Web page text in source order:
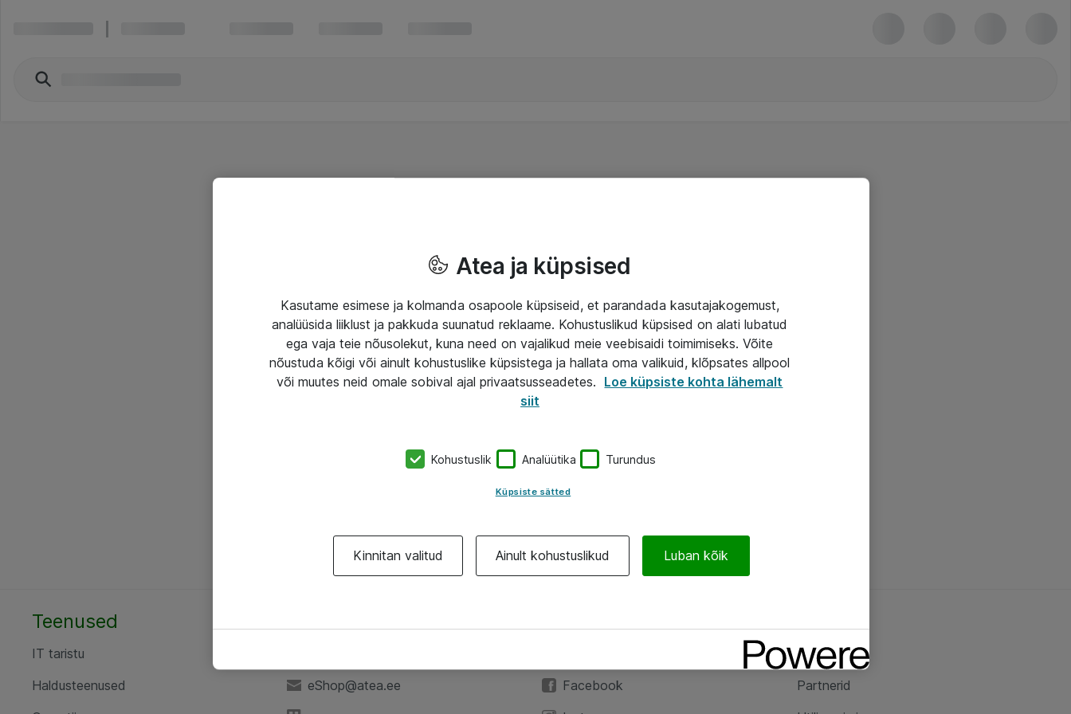
Teenused
IT taristu
Haldusteenused
eShop@atea.ee
Facebook
Ateast
Partnerid
Atea ja küpsised
Kasutame esimese ja kolmanda osapoole küpsiseid, et parandada kasutajakogemust,
analüüsida liiklust ja pakkuda suunatud reklaame. Kohustuslikud küpsised on alati lubatud
ega vaja teie nõusolekut, kuna need on vajalikud meie veebisaidi toimimiseks. Võite
nõustuda kõigi või ainult kohustuslike küpsistega ja hallata oma valikuid, klõpsates allpool
või muutes neid omale sobival ajal privaatsusseadetes. Loe küpsiste kohta lähemalt
siit
Kohustuslik Analüütika Turundus
Küpsiste sätted
Kinnitan valitud Ainult kohustuslikud Luban kõik